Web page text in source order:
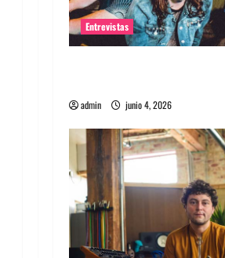
Entrevistas
admin junio 4, 2026